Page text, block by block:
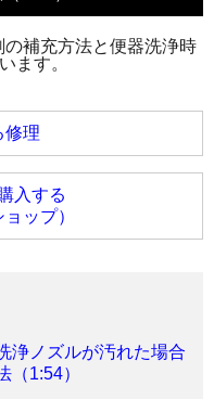
補充方法と便器洗浄時
ます。
修理
入する
ップ）
浄ノズルが汚れた場合
（1:54）